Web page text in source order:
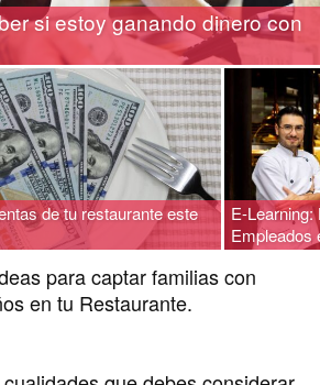
para
Restaurantes
|
si estoy ganando dinero con
de tu restaurante este
E-Learning:
Empleados
para captar familias con
en tu Restaurante.